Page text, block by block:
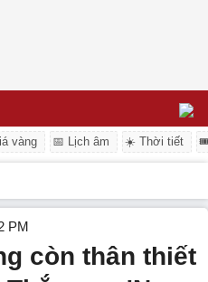
vàng 📅 Lịch âm ☀️ Thời tiết
PM
còn thân thiết